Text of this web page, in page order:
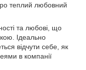
теплий любовний
та любові, що
Ідеально
відчути себе, як
в компанії